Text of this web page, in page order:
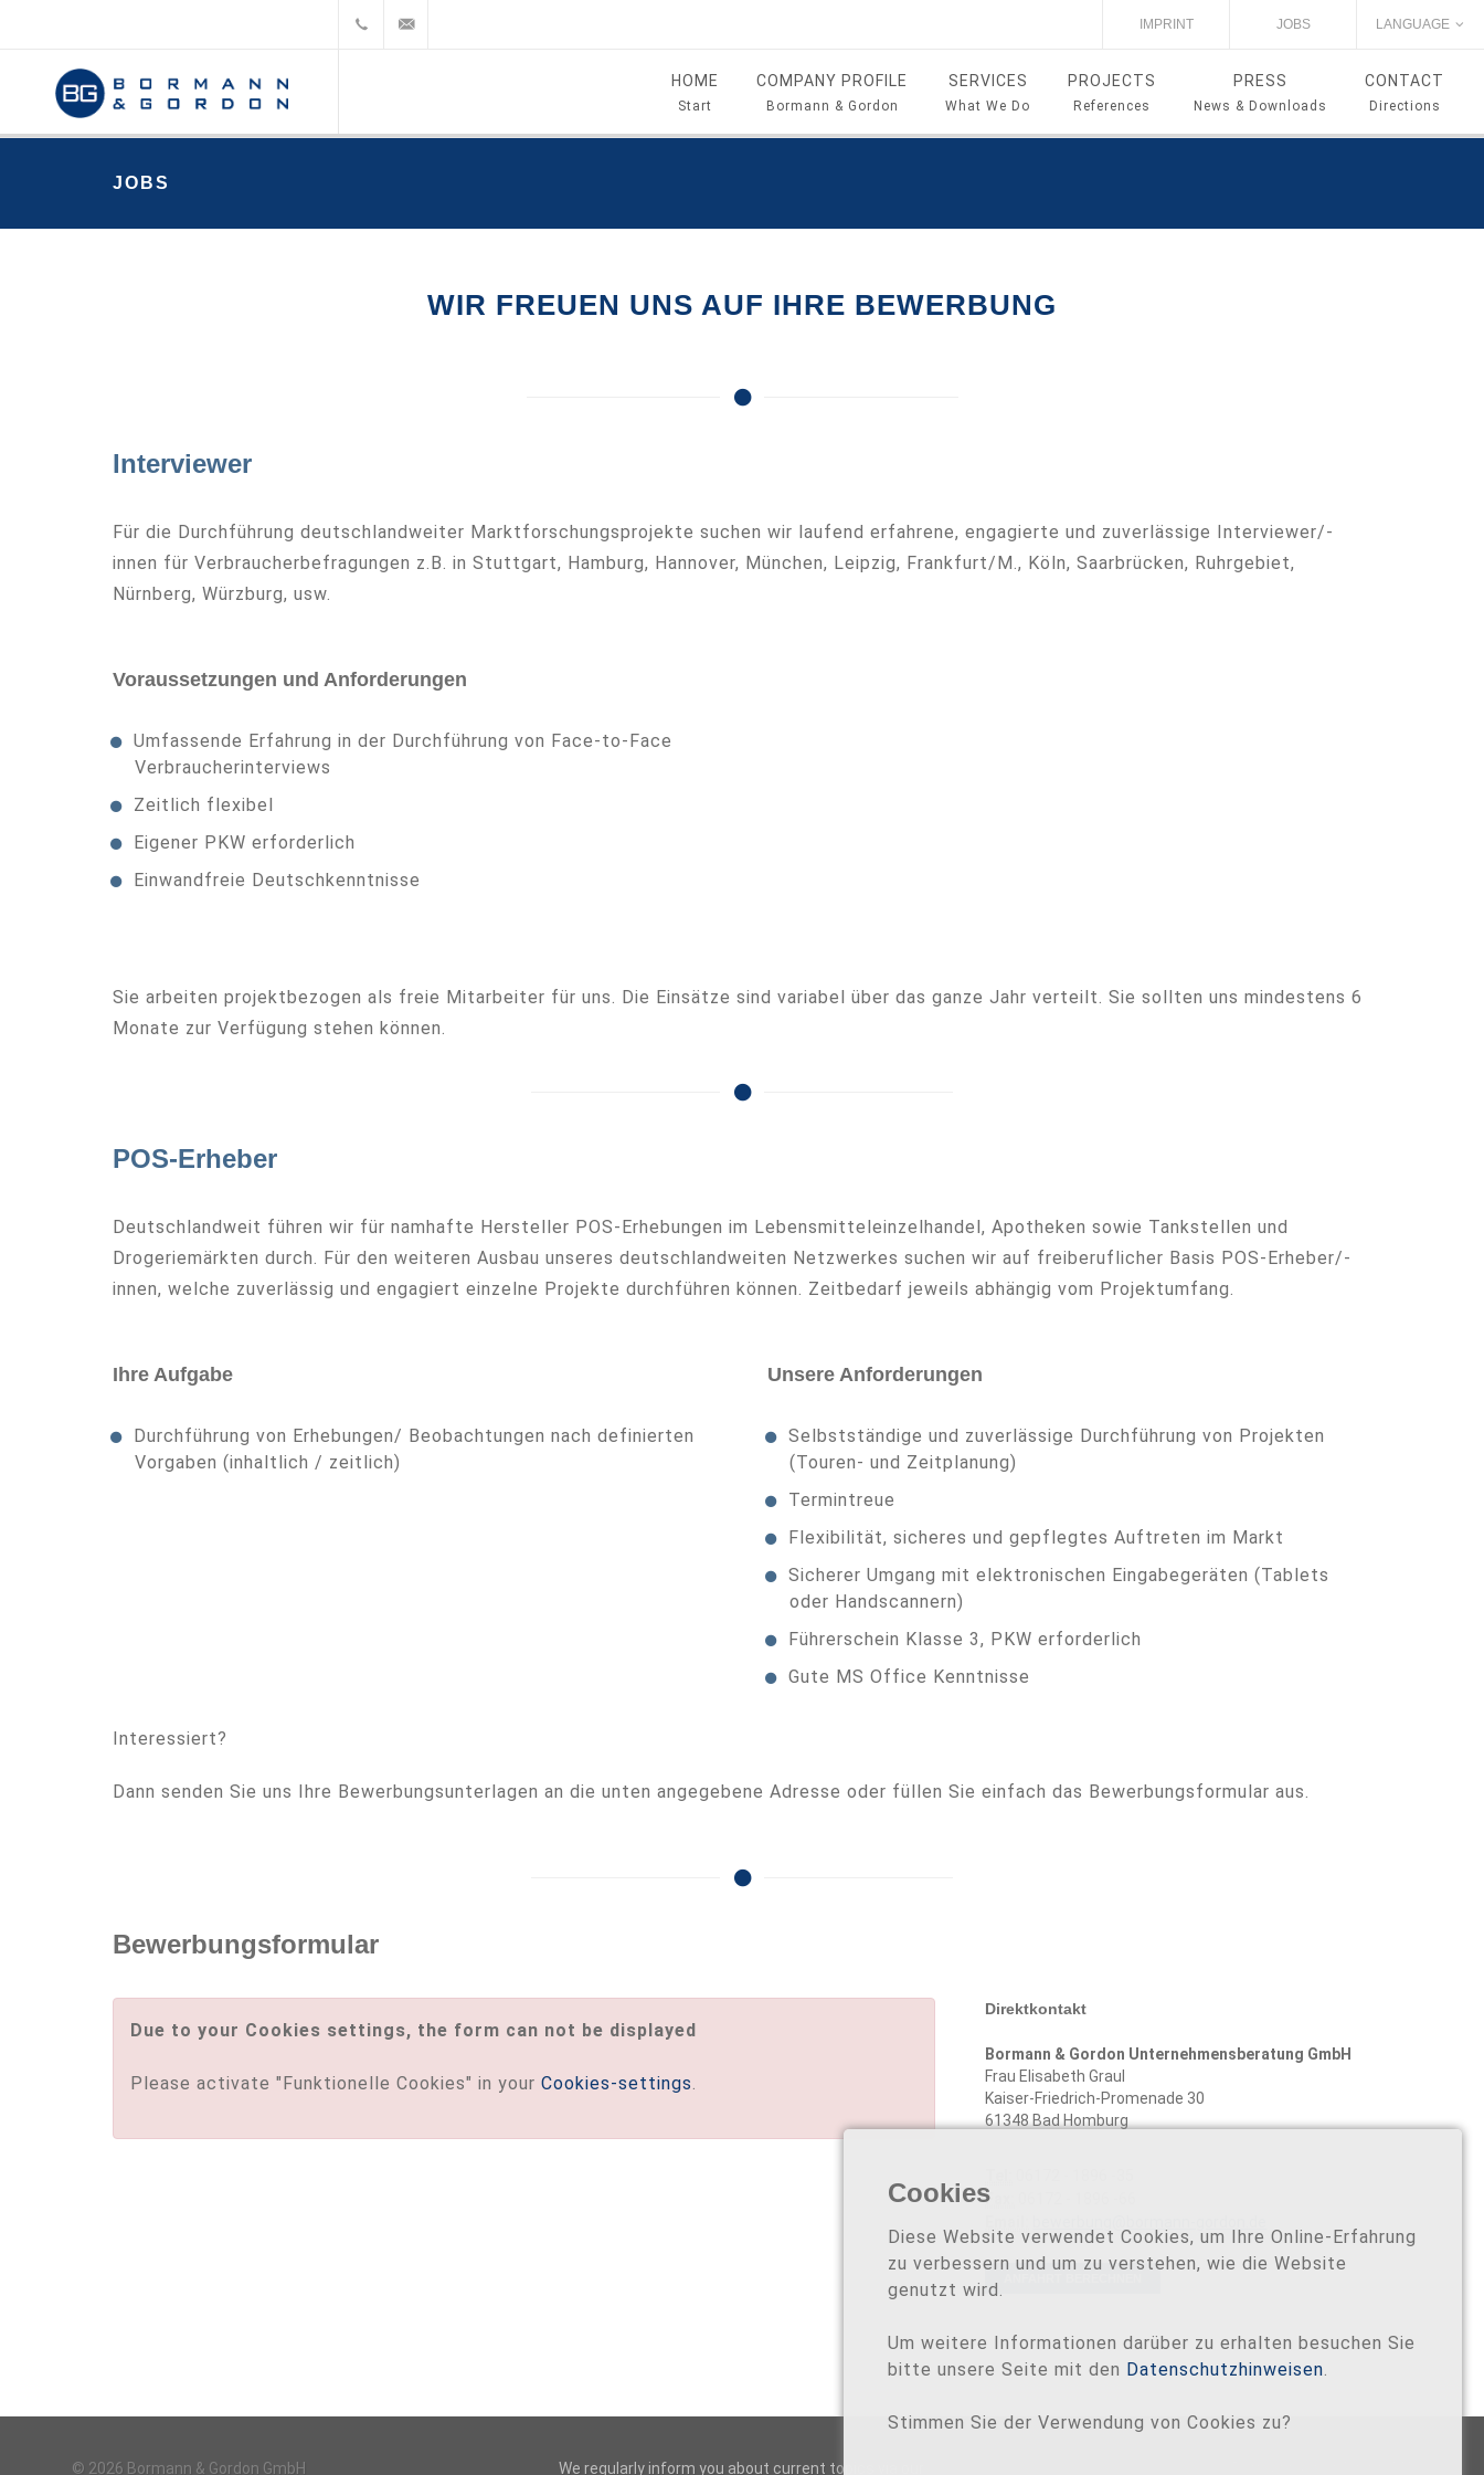
IMPRINT JOBS LANGUAGE
HOME
Start
COMPANY PROFILE
Bormann & Gordon
SERVICES
What We Do
PROJECTS
References
PRESS
News & Downloads
CONTACT
Directions
JOBS
WIR FREUEN UNS AUF IHRE BEWERBUNG
Interviewer
Für die Durchführung deutschlandweiter Marktforschungsprojekte suchen wir laufend erfahrene, engagierte und zuverlässige Interviewer/-
innen für Verbraucherbefragungen z.B. in Stuttgart, Hamburg, Hannover, München, Leipzig, Frankfurt/M., Köln, Saarbrücken, Ruhrgebiet,
Nürnberg, Würzburg, usw.
Voraussetzungen und Anforderungen
Umfassende Erfahrung in der Durchführung von Face-to-Face
Verbraucherinterviews
Zeitlich flexibel
Eigener PKW erforderlich
Einwandfreie Deutschkenntnisse
Sie arbeiten projektbezogen als freie Mitarbeiter für uns. Die Einsätze sind variabel über das ganze Jahr verteilt. Sie sollten uns mindestens 6
Monate zur Verfügung stehen können.
POS-Erheber
Deutschlandweit führen wir für namhafte Hersteller POS-Erhebungen im Lebensmitteleinzelhandel, Apotheken sowie Tankstellen und
Drogeriemärkten durch. Für den weiteren Ausbau unseres deutschlandweiten Netzwerkes suchen wir auf freiberuflicher Basis POS-Erheber/-
innen, welche zuverlässig und engagiert einzelne Projekte durchführen können. Zeitbedarf jeweils abhängig vom Projektumfang.
Ihre Aufgabe
Durchführung von Erhebungen/ Beobachtungen nach definierten
Vorgaben (inhaltlich / zeitlich)
Unsere Anforderungen
Selbstständige und zuverlässige Durchführung von Projekten
(Touren- und Zeitplanung)
Termintreue
Flexibilität, sicheres und gepflegtes Auftreten im Markt
Sicherer Umgang mit elektronischen Eingabegeräten (Tablets
oder Handscannern)
Führerschein Klasse 3, PKW erforderlich
Gute MS Office Kenntnisse
Interessiert?
Dann senden Sie uns Ihre Bewerbungsunterlagen an die unten angegebene Adresse oder füllen Sie einfach das Bewerbungsformular aus.
Bewerbungsformular
Due to your Cookies settings, the form can not be displayed
Please activate "Funktionelle Cookies" in your Cookies-settings.
Direktkontakt
Bormann & Gordon Unternehmensberatung GmbH
Frau Elisabeth Graul
Kaiser-Friedrich-Promenade 30
61348 Bad Homburg
Fax:
© 2026 Bormann & Gordon GmbH We regularly inform you about current topics via our
Cookies
Diese Website verwendet Cookies, um Ihre Online-Erfahrung
zu verbessern und um zu verstehen, wie die Website
genutzt wird.
Um weitere Informationen darüber zu erhalten besuchen Sie
bitte unsere Seite mit den Datenschutzhinweisen.
Stimmen Sie der Verwendung von Cookies zu?